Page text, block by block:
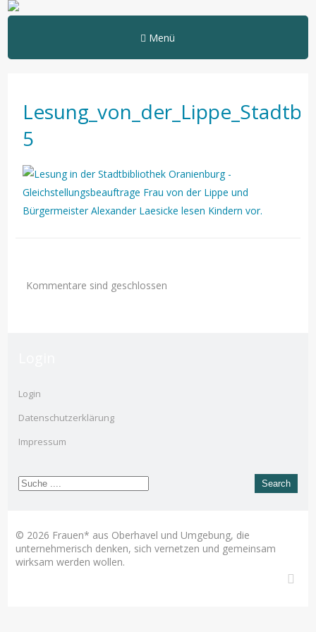
Menü
5
Kommentare sind geschlossen
Login
Datenschutzerklärung
Impressum
© 2026 Frauen* aus Oberhavel und Umgebung, die
unternehmerisch denken, sich vernetzen und gemeinsam
wirksam werden wollen.